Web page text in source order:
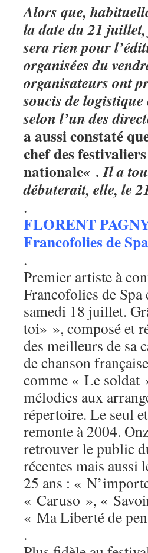
Alors que,
la date du 21
sera rien pour
organisées du
organisateurs ont
soucis de
selon l’un des
a aussi constaté
chef des
nationale« . Il a
débuterait, elle, le
.
FLORENT
Francofolies de Spa
.
Premier artiste à
Francofolies de
samedi 18 juillet.
toi» », composé et
des meilleurs de sa
de chanson
comme « Le soldat
mélodies aux
répertoire. Le seul
remonte à 2004.
retrouver le public
récentes mais aussi
25 ans : «
« Caruso », «
« Ma Liberté de
.